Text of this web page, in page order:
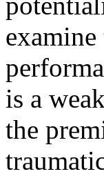
is a
the